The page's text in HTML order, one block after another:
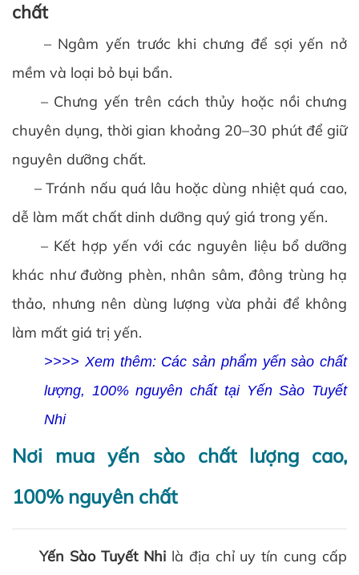
chất
– Ngâm yến trước khi chưng để sợi yến nở
mềm và loại bỏ bụi bẩn.
– Chưng yến trên cách thủy hoặc nồi chưng
chuyên dụng, thời gian khoảng 20–30 phút để giữ
nguyên dưỡng chất.
– Tránh nấu quá lâu hoặc dùng nhiệt quá cao,
dễ làm mất chất dinh dưỡng quý giá trong yến.
– Kết hợp yến với các nguyên liệu bổ dưỡng
khác như đường phèn, nhân sâm, đông trùng hạ
thảo, nhưng nên dùng lượng vừa phải để không
làm mất giá trị yến.
>>>> Xem thêm: Các sản phẩm yến sào chất
lượng, 100% nguyên chất tại Yến Sào Tuyết
Nhi
Nơi mua yến sào chất lượng cao,
100% nguyên chất
Yến Sào Tuyết Nhilà địa chỉ uy tín cung cấp